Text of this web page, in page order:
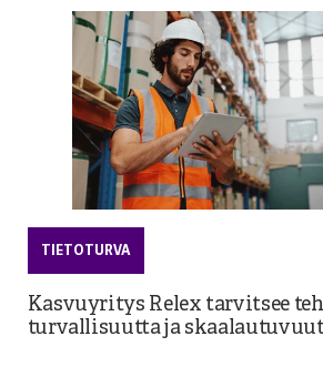
TIETOTURVA
Kasvuyritys Relex tarvitsee
turvallisuutta ja